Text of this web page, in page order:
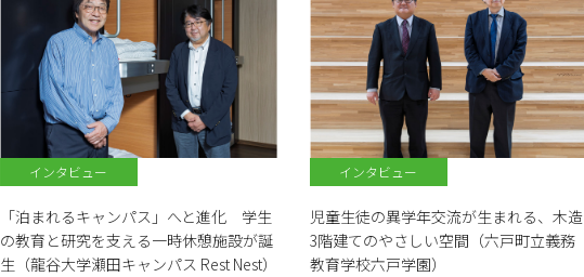
インタビュー
「泊まれるキャンパス」へと進化 学生
の教育と研究を支える一時休憩施設が誕
生（龍谷大学瀬田キャンパス Rest Nest）
インタビュー
児童生徒の異学年交流が生まれる、木造
3階建てのやさしい空間（六戸町立義務
教育学校六戸学園）